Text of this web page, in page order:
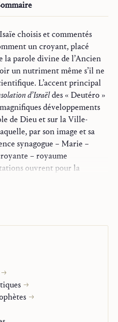
choisis et commentés
un croyant, placé
la parole divine de l’Ancien
un nutriment même s’il ne
L’accent principal
d’Israëldes « Deutéro »
développements
de Dieu et sur la Ville-
par son image et sa
synagogue – Marie –
– royaume
ouvrent pour la
et des horizons de
saintes